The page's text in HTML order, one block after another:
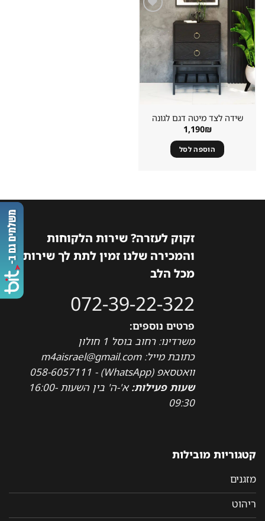
מוצר
במועדפים
שידה לצד מיטה דגם לגונה
1,190₪
הוספה לסל
זקוק לעזרה? שירות הלקוחות
והמכירה שלנו זמין לתת לך שירות
מכל הלב
072-39-22-322
פרטים נוספים:
משרדינו: רחוב בוסל 1 חולון
כתובת מייל: m4aisrael@gmail.com
וואטסאפ (WhatsApp) - 058-6057111
שעות פעילות:
א'-ה' בין השעות 16:00-
09:30
קטגוריות מובילות
מזגנים
ריהוט